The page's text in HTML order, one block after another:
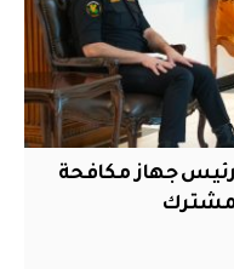
جهاز مكافحة